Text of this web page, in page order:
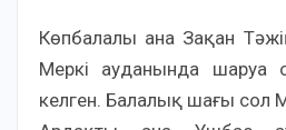
Көпбалалы ана Зақан
Меркі ауданында шаруа
келген. Балалық шағы сол